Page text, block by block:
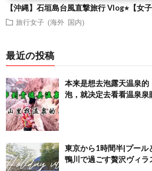
【沖縄】石垣島台風直撃旅行 Vlog⭐︎【女子
旅行女子 (海外 国内)
最近の投稿
本来是想去泡露天温泉
泡，就决定去看看温泉泉
東京から1時間半|プール
鴨川で過ごす贅沢ヴィラ